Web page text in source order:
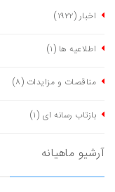
اخبار(١٩٢٢)
اطلاعیه ها (١)
مناقصات و مزایدات (٨)
بازتاب رسانه ای (١)
آرشیو ماهیانه